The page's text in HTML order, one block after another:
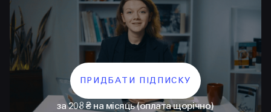
ПРИДБАТИ ПІДПИСКУ
за 208 ₴ на місяць (оплата щорічно)